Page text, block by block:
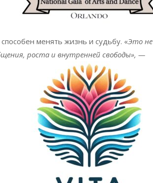
менять жизнь и судьбу. «Это не
роста и внутренней свободы», —